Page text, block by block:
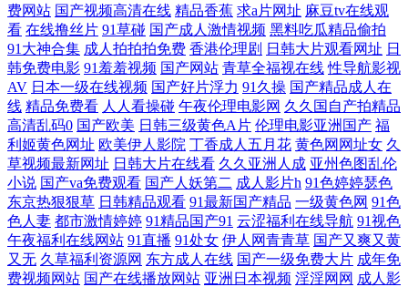
91蜜桃臀 91性感在线 www色悠悠 国产精品码在线 久久资源国产 国产主
页 欧美视频在线观看免费 五月天婷婷影院 中文字幕人妻无码三区 91极品
探花 91在线视频免费 福利微拍导航 久久国产精品国语对白 日韩qj在线 先
锋影音av成人网站 91pron电影 91看操片 91伊人熟女超碰 超碰人人91 九一
精品网站 日本超踫 夜夜骑人人乐 91肛交在线 91原创大神在线地址 东京热
w姦 黄色91网址 欧美成成人网站久久 深夜成人福利 一区二区不卡日本 91
费网站 国产视频高清在线 精品香蕉 求a片网址 麻豆tv在线观
看 在线撸丝片 91草碰 国产成人激情视频 黑料吃瓜精品偷拍
91大神合集 成人拍拍拍免费 香港伦理剧 日韩大片观看网址 日
韩免费电影 91羞羞视频 国产网站 青草全福视在线 性导航影视
AV 日本一级在线视频 国产好片浮力 91久操 国产精品成人在
线 精品免费看 人人看操碰 午夜伦理电影网 久久国自产拍精品
高清乱码0 国产欧美 日韩三级黄色A片 伦理电影亚洲国产 福
利姬黄色网址 欧美伊人影院 丁香成人五月花 黄色网网址女 久
草视频最新网址 日韩大片在线看 久久亚洲人成 亚州色图乱伦
小说 国产va免费观看 国产人妖第二 成人影片h 91色婷婷瑟色
东京热狠狠草 日韩精品观看 91最新国产精品 一级黄色网 91色
色人妻 都市激情婷婷 91精品国产91 云涩福利在线导航 91视色
午夜福利在线网站 91直播 91处女 伊人网青青草 国产又爽又黄
又无 久草福利资源网 东方成人在线 国产一级免费大片 成年免
费视频网站 国产在线播放网站 亚洲日本视频 淫淫网网 成人影